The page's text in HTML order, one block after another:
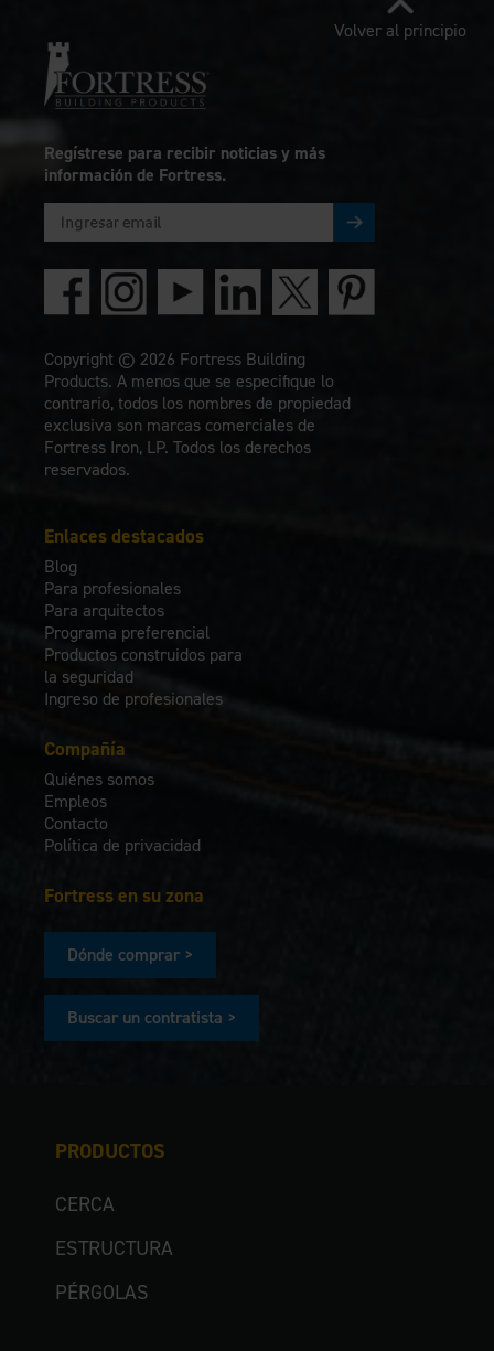
PRODUCTOS
CERCA
ESTRUCTURA
PÉRGOLAS
Enlaces destacados
Blog
Para profesionales
Para arquitectos
Programa preferencial
Productos construidos para
la seguridad
Ingreso de profesionales
Compañía
Quiénes somos
Empleos
Contacto
Política de privacidad
Fortress en su zona
Dónde comprar >
Buscar un contratista >
Regístrese para recibir noticias y más
información de Fortress.
Copyright © 2026 Fortress Building
Products. A menos que se especifique lo
contrario, todos los nombres de propiedad
exclusiva son marcas comerciales de
Fortress Iron, LP. Todos los derechos
reservados.
Volver al principio